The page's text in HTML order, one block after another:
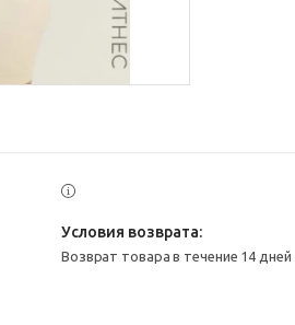
возврат товара в течение 14 дней